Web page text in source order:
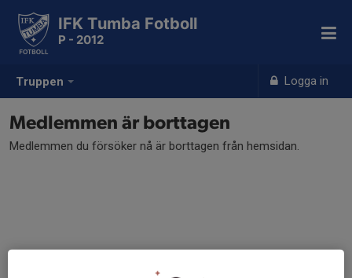
Truppen Logga in
IFK Tumba Fotboll
P - 2012
Medlemmen är borttagen
Medlemmen du försöker nå är borttagen från hemsidan.